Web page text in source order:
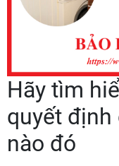
Hãy tìm
quyết
nào đó